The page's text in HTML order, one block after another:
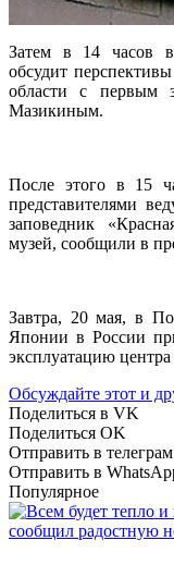
Затем в 14 часов
обсудит
области с первым
Мазикиным.
После этого в 15
представителями
заповедник
музей, сообщили в
Завтра, 20 мая, в
Японии в России
эксплуатацию
Обсуждайте этот и
Поделиться в VK
Поделиться OK
Отправить в телеграм
Отправить в
Популярное